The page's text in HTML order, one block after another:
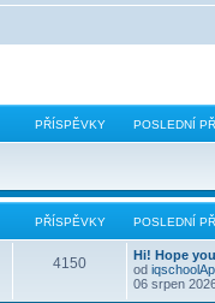
PŘÍSPĚVKY POSLEDNÍ
PŘÍSPĚVKY POSLEDNÍ
4150
Hi! Hope
od
06 srpen